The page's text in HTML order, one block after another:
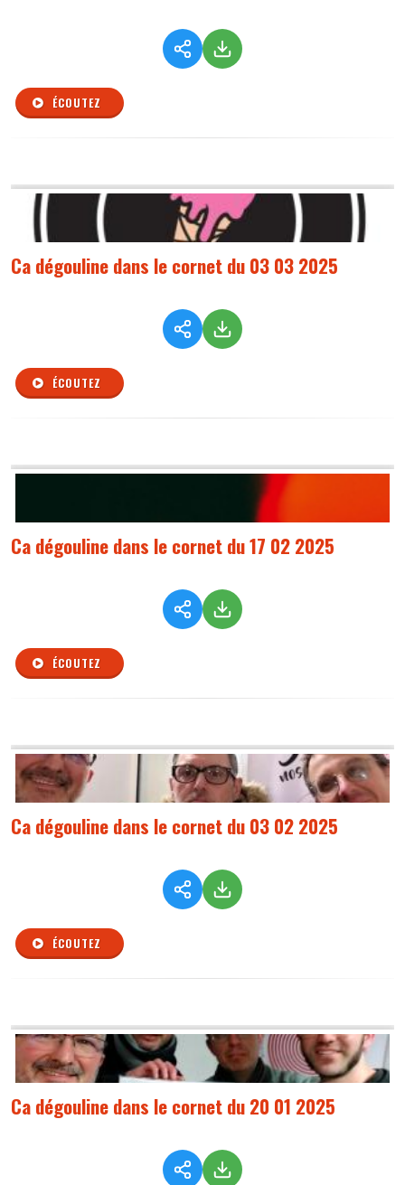
ÉCOUTEZ
Ca dégouline dans le cornet du 03 03 2025
ÉCOUTEZ
Ca dégouline dans le cornet du 17 02 2025
ÉCOUTEZ
Ca dégouline dans le cornet du 03 02 2025
ÉCOUTEZ
Ca dégouline dans le cornet du 20 01 2025